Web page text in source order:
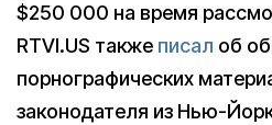
$250 000 на время
RTVI.US также писал об
порнографических
законодателя из Нью-